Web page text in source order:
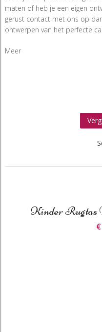
maten of heb je een eigen
gerust contact met ons op
ontwerpen van het perfecte
Meer
Kinder